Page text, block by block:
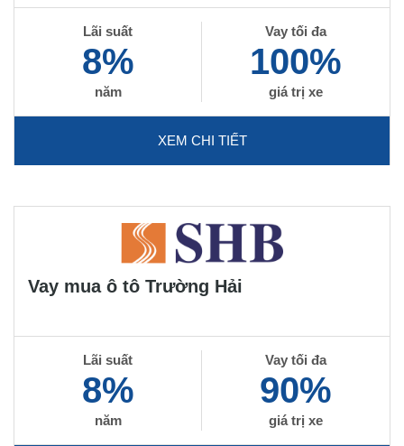
Lãi suất
8%
năm
Vay tối đa
100%
giá trị xe
XEM CHI TIẾT
Vay mua ô tô Trường Hải
Lãi suất
8%
năm
Vay tối đa
90%
giá trị xe